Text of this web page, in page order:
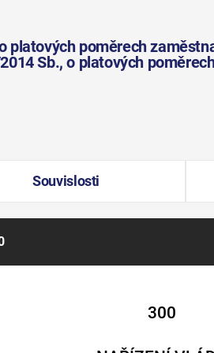
platových poměrech
Sb., o platových
Souvislosti
300